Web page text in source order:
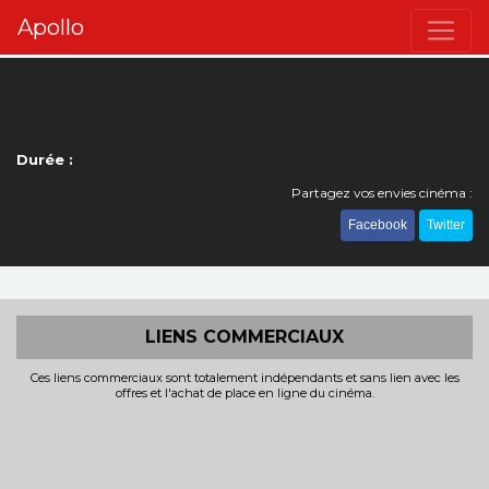
Apollo
Durée :
Partagez vos envies cinéma :
Facebook Twitter
LIENS COMMERCIAUX
Ces liens commerciaux sont totalement indépendants et sans lien avec les
offres et l'achat de place en ligne du cinéma.